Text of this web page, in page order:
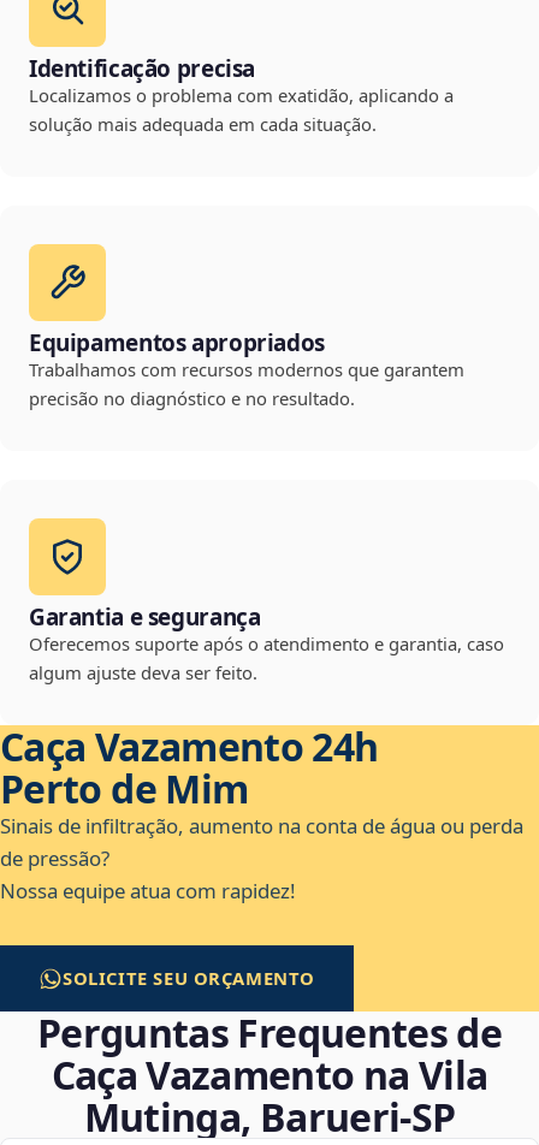
Identificação precisa
Localizamos o problema com exatidão, aplicando a
solução mais adequada em cada situação.
Equipamentos apropriados
Trabalhamos com recursos modernos que garantem
precisão no diagnóstico e no resultado.
Garantia e segurança
Oferecemos suporte após o atendimento e garantia, caso
algum ajuste deva ser feito.
Caça Vazamento 24h
Perto de Mim
Sinais de infiltração, aumento na conta de água ou perda
de pressão?
Nossa equipe atua com rapidez!
SOLICITE SEU ORÇAMENTO
Perguntas Frequentes de
Caça Vazamento na Vila
Mutinga, Barueri‑SP